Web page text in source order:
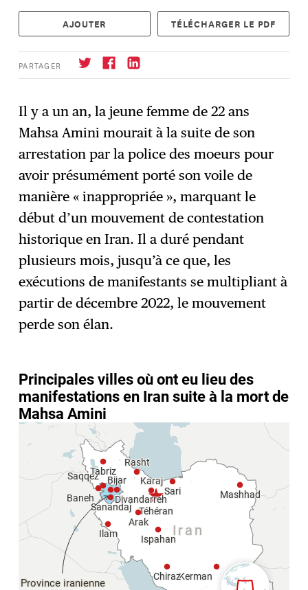
AJOUTER TÉLÉCHARGER LE PDF
PARTAGER
→ S'abonner
Il y a un an, la jeune femme de 22 ans
Mahsa Amini mourait à la suite de son
arrestation par la police des moeurs pour
avoir présumément porté son voile de
manière « inappropriée », marquant le
début d’un mouvement de contestation
historique en Iran. Il a duré pendant
plusieurs mois, jusqu’à ce que, les
exécutions de manifestants se multipliant à
partir de décembre 2022, le mouvement
perde son élan.